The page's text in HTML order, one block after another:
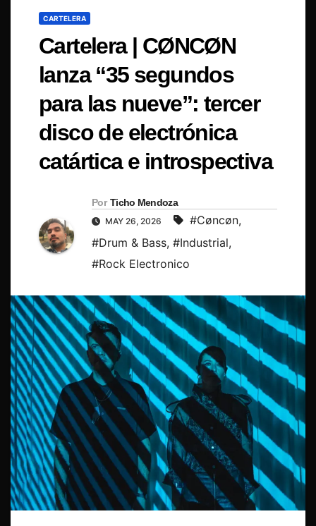
CARTELERA
Cartelera | CØNCØN
lanza “35 segundos
para las nueve”: tercer
disco de electrónica
catártica e introspectiva
Por Ticho Mendoza
MAY 26, 2026 #Cøncøn,
#Drum & Bass, #Industrial,
#Rock Electronico